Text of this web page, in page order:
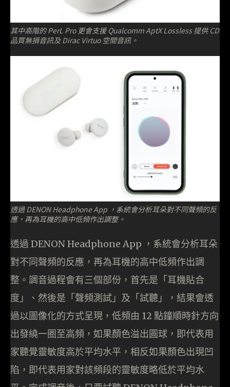
其中高階的 PerL Pro 更會支援 Qualcomm AptX Lossless 提供 CD
品質無損音訊及 Dirac Virtuo 空間音訊。
透過 DENON Headphone App ，系統會分析耳朵對不同聲頻的反
應，再為耳機的高中低頻作出調整。
透過 DENON Headphone App ，系統會分析耳朵
對不同聲頻的反應，再為耳機的高中低頻作出調
整。調音過程會有三個部份，首先是「耳機貼合
度」、然後是「聲頻測試」及「試聽」，結果會透
過以圖像化的方式呈現，低頻由 12 點鐘順時針方向
出發繞一圈至高頻，如果顏色溢出圓球，即代表用
家聽覺靈敏度高於平均水平，相反如果顏色出現凹
陷，即代表用家對該頻段的靈敏度略低於平均水